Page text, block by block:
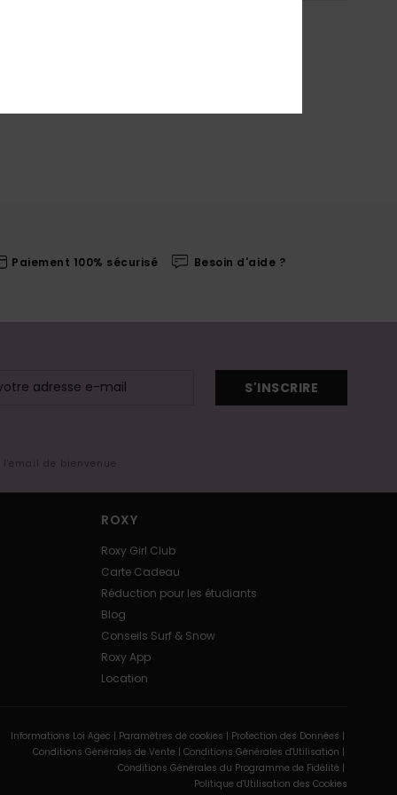
Paiement 100% sécurisé Besoin d'aide ?
S'INSCRIRE
de bienvenue
ROXY
Roxy Girl Club
Carte Cadeau
Réduction pour les étudiants
Blog
Conseils Surf & Snow
Roxy App
Location
Informations Loi Agec | Paramètres de cookies | Protection des Données |
Conditions Générales de Vente | Conditions Générales d'Utilisation |
Conditions Générales du Programme de Fidélité |
Politique d'Utilisation des Cookies